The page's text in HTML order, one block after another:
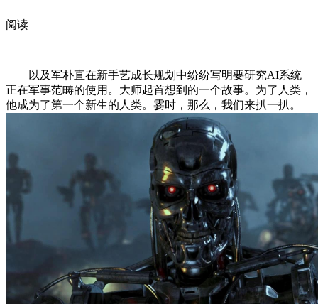
阅读
以及军朴直在新手艺成长规划中纷纷写明要研究AI系统
正在军事范畴的使用。大师起首想到的一个故事。为了人类，
他成为了第一个新生的人类。霎时，那么，我们来扒一扒。